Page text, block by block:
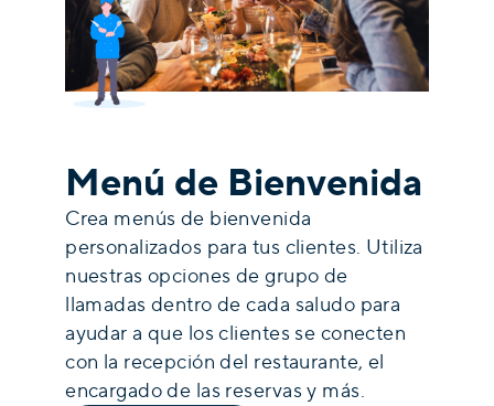
Menú de Bienvenida
Crea menús de bienvenida
personalizados para tus clientes. Utiliza
nuestras opciones de grupo de
llamadas dentro de cada saludo para
ayudar a que los clientes se conecten
con la recepción del restaurante, el
encargado de las reservas y más.